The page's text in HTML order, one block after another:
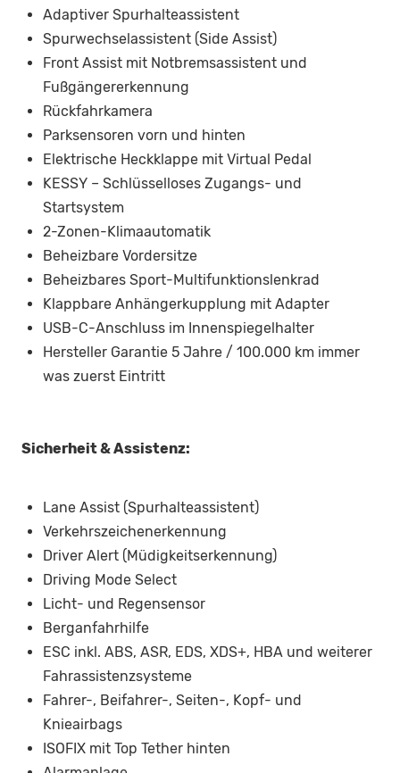
Adaptiver Spurhalteassistent
Spurwechselassistent (Side Assist)
Front Assist mit Notbremsassistent und
Fußgängererkennung
Rückfahrkamera
Parksensoren vorn und hinten
Elektrische Heckklappe mit Virtual Pedal
KESSY – Schlüsselloses Zugangs- und
Startsystem
2-Zonen-Klimaautomatik
Beheizbare Vordersitze
Beheizbares Sport-Multifunktionslenkrad
Klappbare Anhängerkupplung mit Adapter
USB-C-Anschluss im Innenspiegelhalter
Hersteller Garantie 5 Jahre / 100.000 km immer
was zuerst Eintritt
Sicherheit & Assistenz:
Lane Assist (Spurhalteassistent)
Verkehrszeichenerkennung
Driver Alert (Müdigkeitserkennung)
Driving Mode Select
Licht- und Regensensor
Berganfahrhilfe
ESC inkl. ABS, ASR, EDS, XDS+, HBA und weiterer
Fahrassistenzsysteme
Fahrer-, Beifahrer-, Seiten-, Kopf- und
Knieairbags
ISOFIX mit Top Tether hinten